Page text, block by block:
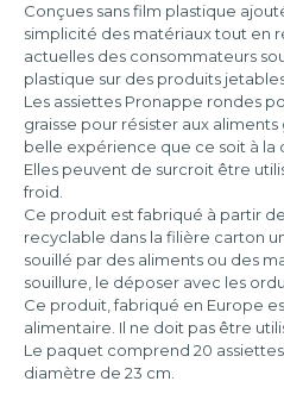
par
lot
de
10
Sous
film
par
lot
de
20
Sous
film
par
lot
de
50
Conçues sans film plastique
simplicité des matériaux tout en
actuelles des consommateurs
plastique sur des produits
Les assiettes Pronappe rondes
graisse pour résister aux aliments
belle expérience que ce soit à la
Elles peuvent de surcroit être
froid.
Ce produit est fabriqué à partir
recyclable dans la filière carton
souillé par des aliments ou des
souillure, le déposer avec les
Ce produit, fabriqué en Europe
alimentaire. Il ne doit pas être
Le paquet comprend 20
diamètre de 23 cm.